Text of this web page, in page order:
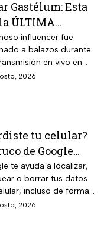
frente al frío y calor,
del paso de ruidos
y aplicación directa
cepillo de ixtle sin
de tela de refuerzo
Gastélum: Esta
ÚLTIMA
del
en redes
“La cita
| VIDEO
influencer fue
a balazos durante
en vivo en
del municipio de
2026
tu celular?
de Google
localizarlo y
tus datos
te ayuda a localizar,
o borrar tus datos
incluso de forma
debes tener activada
2026